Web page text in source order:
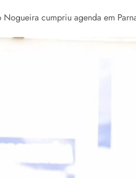
cumpriu agenda em